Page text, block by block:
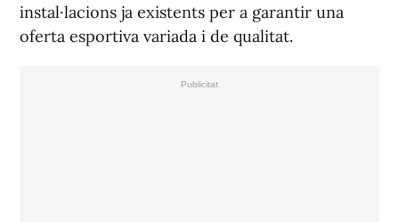
instal·lacions ja existents per a garantir una
oferta esportiva variada i de qualitat.